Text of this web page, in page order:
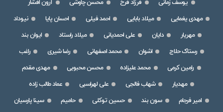
یوسف زمانی
فرزاد فرخ محسن چاوشی
آرون افشار
مهدی یغمایی
میلاد بابایی احمد فیلی احسان پایا
نیوداد
مهریار
دایان علی احمدیانی میلاد راستاد
ایوان بند
رستاک حلاج
اشوان محمد اصفهانی رضا شیری
راغب
رامین کرمی
محمد علیزاده محسن محبوبی
مهدی مقدم
مهدیار
شهاب فالجی علی لهراسبی
عماد طالب زاده
امیر فرجام
سون بند حسین توکلی حامیم
سینا پارسیان